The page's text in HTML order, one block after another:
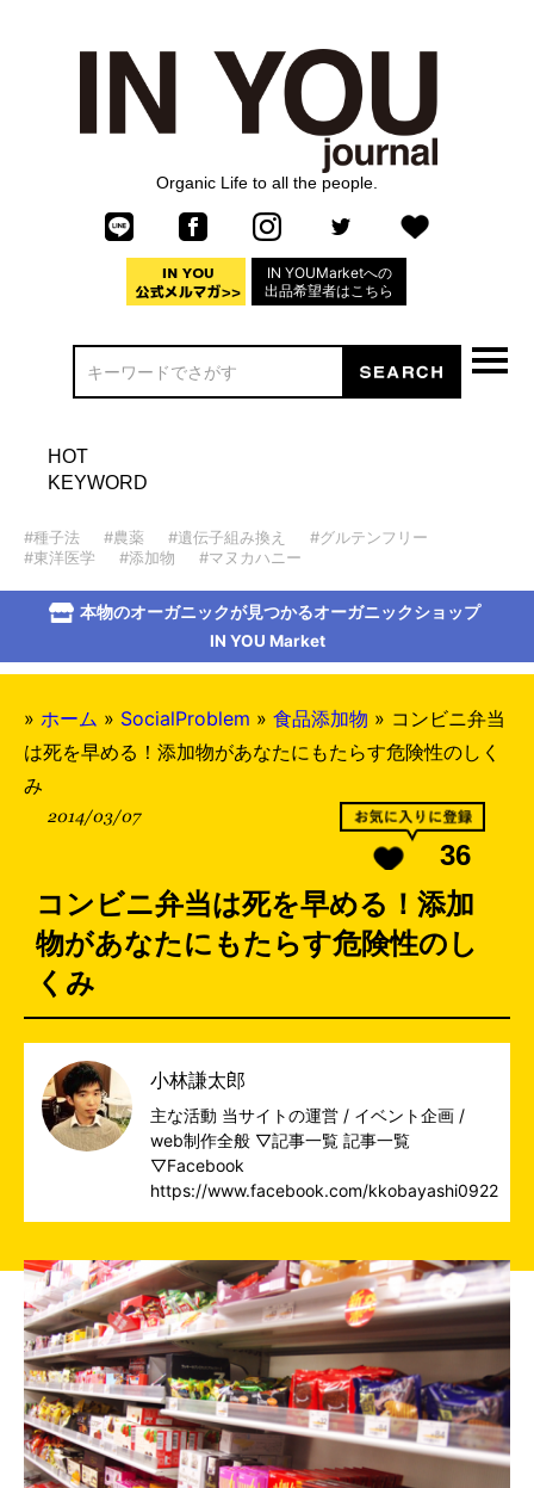
Organic Life to all the people.
IN YOUMarketへの
出品希望者はこちら
HOT
KEYWORD
#種子法 #農薬 #遺伝子組み換え
#グルテンフリー
#東洋医学
#添加物 #マヌカハニー
本物のオーガニックが見つかるオーガニックショップ
IN YOU Market
» ホーム » SocialProblem » 食品添加物 » コンビニ弁当
は死を早める！添加物があなたにもたらす危険性のしく
み
2014/03/07
36
コンビニ弁当は死を早める！添加
物があなたにもたらす危険性のし
くみ
小林謙太郎
主な活動 当サイトの運営 / イベント企画 /
web制作全般 ▽記事一覧 記事一覧
▽Facebook
https://www.facebook.com/kkobayashi0922